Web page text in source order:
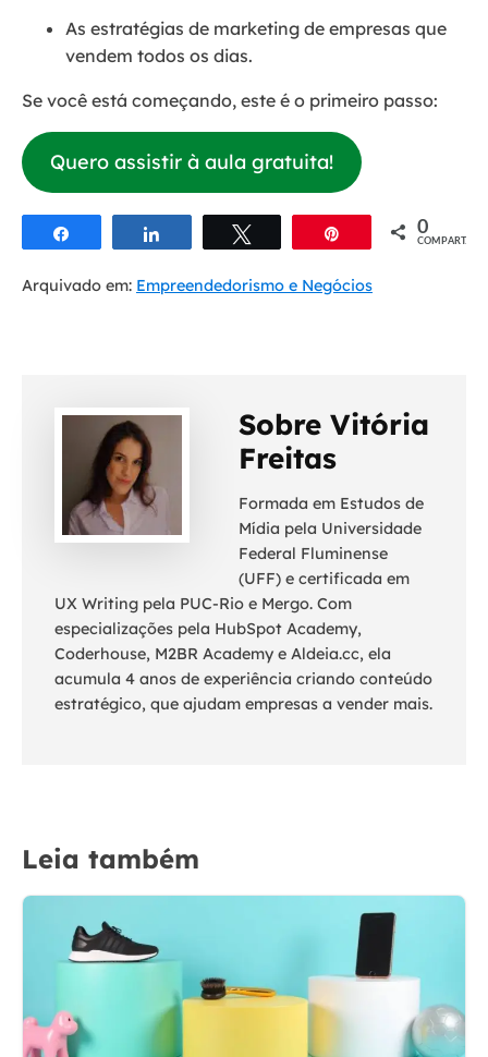
As estratégias de marketing de empresas que
vendem todos os dias.
Se você está começando, este é o primeiro passo:
Quero assistir à aula gratuita!
Compartilhar Compartilhar 0
COMPART.
Arquivado em: Empreendedorismo e Negócios
Sobre Vitória
Freitas
Formada em Estudos de
Mídia pela Universidade
Federal Fluminense
(UFF) e certificada em
UX Writing pela PUC-Rio e Mergo. Com
especializações pela HubSpot Academy,
Coderhouse, M2BR Academy e Aldeia.cc, ela
acumula 4 anos de experiência criando conteúdo
estratégico, que ajudam empresas a vender mais.
Leia também